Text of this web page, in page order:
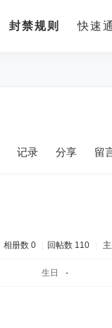
封禁规则 快速
记录 分享 留
相册数 0 回帖数 110
生日 -